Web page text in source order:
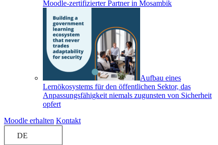
Moodle-zertifizierter Partner in Mosambik
Aufbau eines
Lernökosystems für den öffentlichen Sektor, das
Anpassungsfähigkeit niemals zugunsten von Sicherheit
opfert
Moodle erhalten Kontakt
DE